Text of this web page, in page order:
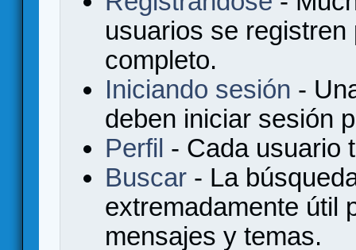
usuarios se
completo.
Iniciando sesión -
deben iniciar sesión
Perfil - Cada usuario
Buscar - La
extremadamente útil
mensajes y temas.